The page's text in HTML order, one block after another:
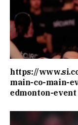
https://
main-co-main-
edmonton-event